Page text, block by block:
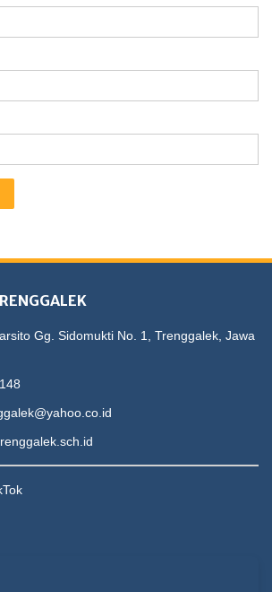
Gg. Sidomukti No. 1, Trenggalek, Jawa